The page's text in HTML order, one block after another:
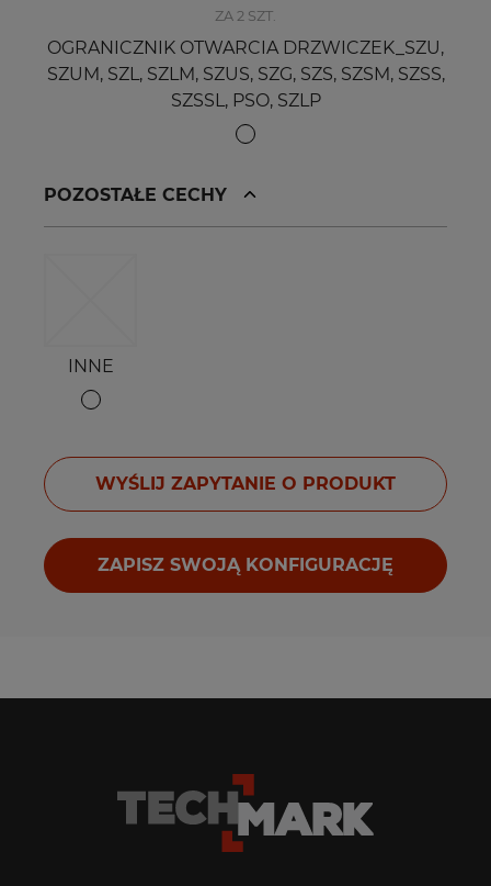
ZA 2 SZT.
OGRANICZNIK OTWARCIA DRZWICZEK_SZU,
SZUM, SZL, SZLM, SZUS, SZG, SZS, SZSM, SZSS,
SZSSL, PSO, SZLP
POZOSTAŁE CECHY
INNE
WYŚLIJ ZAPYTANIE O PRODUKT
ZAPISZ SWOJĄ KONFIGURACJĘ